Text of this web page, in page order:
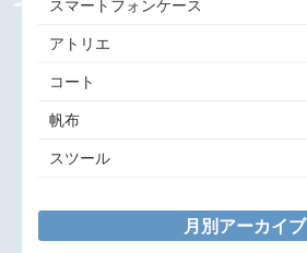
スマートフォンケース
アトリエ
コート
帆布
スツール
月別アーカイブ